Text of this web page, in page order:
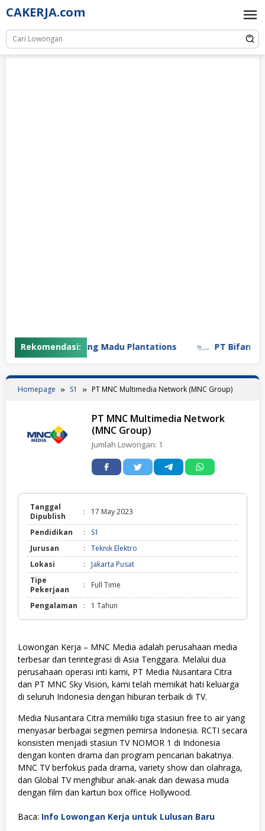
Skip
to
content
CAKERJA.com
Rekomendasi:
PT Gunung Madu Plantations PT Bifarma
Homepage S1 PT MNC Multimedia Network (MNC Group)
PT MNC Multimedia Network
(MNC Group)
Jumlah Lowongan: 1
Tanggal
Dipublish
: 17 May 2023
Pendidikan :
S1
Jurusan
:
Teknik Elektro
Lokasi
:
Jakarta Pusat
Tipe
Pekerjaan
: Full Time
Pengalaman : 1 Tahun
Lowongan Kerja – MNC Media adalah perusahaan media
terbesar dan terintegrasi di Asia Tenggara. Melalui dua
perusahaan operasi inti kami, PT Media Nusantara Citra
dan PT MNC Sky Vision, kami telah memikat hati keluarga
di seluruh Indonesia dengan hiburan terbaik di TV.
Media Nusantara Citra memiliki tiga stasiun free to air yang
menyasar berbagai segmen pemirsa Indonesia. RCTI secara
konsisten menjadi stasiun TV NOMOR 1 di Indonesia
dengan konten drama dan program pencarian bakatnya.
MNC TV berfokus pada drama, variety show dan olahraga,
dan Global TV menghibur anak-anak dan dewasa muda
dengan film dan kartun box office Hollywood.
Baca: Info Lowongan Kerja untuk Lulusan Baru